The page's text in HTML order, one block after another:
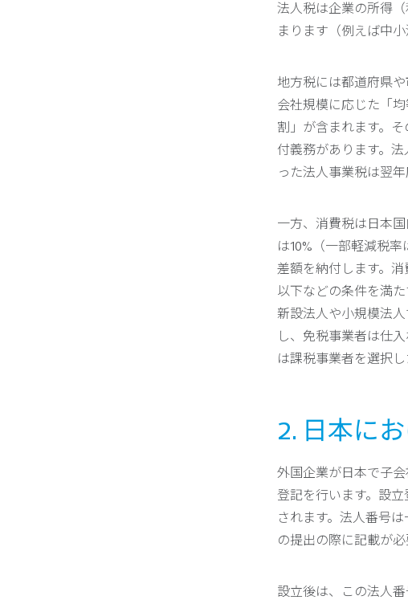
法人税は企業の所得
まります（例えば中
地方税には都道府県
会社規模に応じた「
割」が含まれます。
付義務があります。
った法人事業税は翌
一方、消費税は日本
は10%（一部軽減税
差額を納付します。
以下などの条件を満
新設法人や小規模法
し、免税事業者は仕
は課税事業者を選択
2. 日本に
外国企業が日本で子
登記を行います。設
されます。法人番号
の提出の際に記載が必
設立後は、この法人